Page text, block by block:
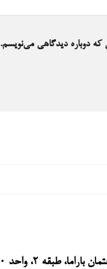
که دوباره دیدگاهی می‌نویسم.
طبقه 2، واحد 10